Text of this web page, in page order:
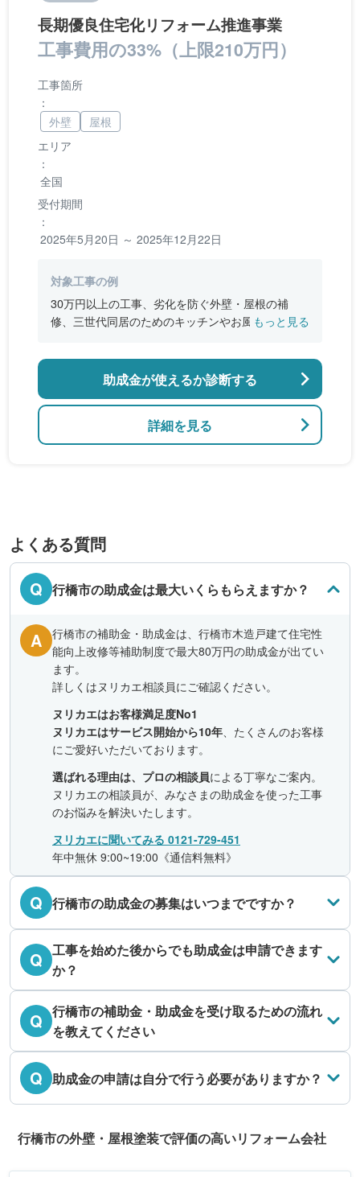
長期優良住宅化リフォーム推進事業
工事費用の33%（上限210万円）
エリア
：
全国
受付期間
：
2025年5月20日 ～ 2025年12月22日
工事箇所
：
外壁
屋根
対象工事の例
30万円以上の工事、劣化を防ぐ外壁・屋根の補
修、三世代同居のためのキッチンやお風呂の増
もっと見る
詳細を見る
助成金が使えるか診断する
よくある質問
Q 行橋市の助成金は最大いくらもらえますか？
A
行橋市の補助金・助成金は、行橋市木造戸建て住宅性
能向上改修等補助制度で最大80万円の助成金が出てい
ます。
詳しくはヌリカエ相談員にご確認ください。
ヌリカエはお客様満足度No1
ヌリカエはサービス開始から10年、たくさんのお客様
にご愛好いただいております。
選ばれる理由は、プロの相談員による丁寧なご案内。
ヌリカエの相談員が、みなさまの助成金を使った工事
のお悩みを解決いたします。
ヌリカエに聞いてみる 0121-729-451
年中無休 9:00~19:00《通信料無料》
Q 行橋市の助成金の募集はいつまでですか？
Q 工事を始めた後からでも助成金は申請できます
か？
Q 行橋市の補助金・助成金を受け取るための流れ
を教えてください
Q 助成金の申請は自分で行う必要がありますか？
行橋市の外壁・屋根塗装で評価の高いリフォーム会社